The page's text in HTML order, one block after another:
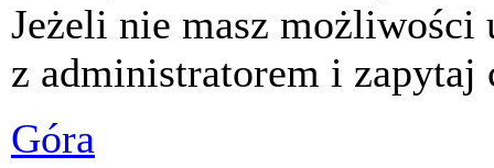
Jeżeli nie masz możliwości
z administratorem i zapytaj
Góra